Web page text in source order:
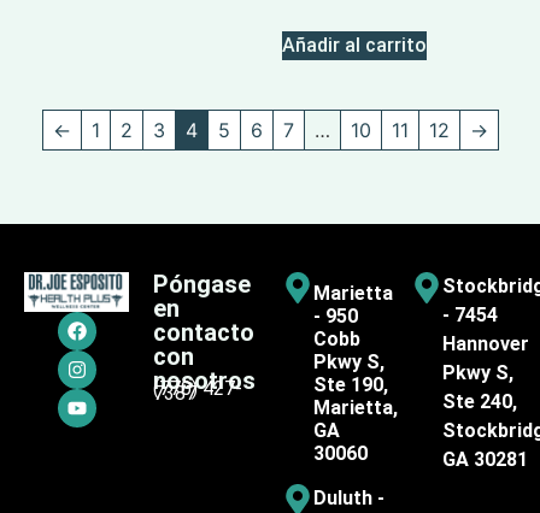
Añadir al carrito
← 1 2 3 4 5 6 7 … 10 11 12 →
Póngase
en
contacto
con
nosotros
(770) 427-
7387
Marietta
- 950
Cobb
Pkwy S,
Ste 190,
Marietta,
GA
30060
Duluth -
- 7454
Hannover
Pkwy S,
Ste 240,
GA 30281